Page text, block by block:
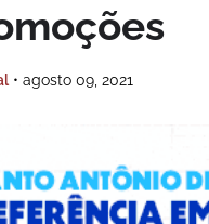
• agosto 09, 2021